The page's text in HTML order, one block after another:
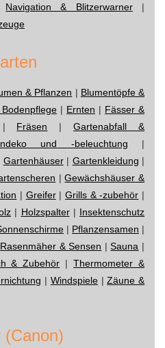
Navigation & Blitzerwarner|
& Pflanzen | Blumentöpfe &
| Ernten | Fässer &
Fräsen |Gartenabfall &
und -beleuchtung |
Gartenhäuser| Gartenkleidung |
|Gewächshäuser &
| Greifer|Grills & -zubehör |
| Holzspalter| Insektenschutz
| Pflanzensamen |
Rasenmäher & Sensen |Sauna |
& Zubehör |Thermometer &
| Windspiele|Zäune &
(Canon)